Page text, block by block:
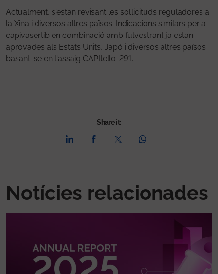
Actualment, s'estan revisant les sol·licituds reguladores a
la Xina i diversos altres països. Indicacions similars per a
capivasertib en combinació amb fulvestrant ja estan
aprovades als Estats Units, Japó i diversos altres països
basant-se en l'assaig CAPItello-291.
Share it:
Notícies relacionades